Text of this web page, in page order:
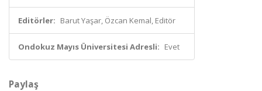
Editörler: Barut Yaşar, Özcan Kemal, Editör
Ondokuz Mayıs Üniversitesi Adresli: Evet
Paylaş